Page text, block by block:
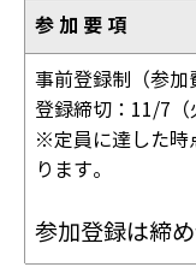
参 加 要 項
事前登録制（参加
登録締切：11/7（
※定員に達した時
ります。
参加登録は締